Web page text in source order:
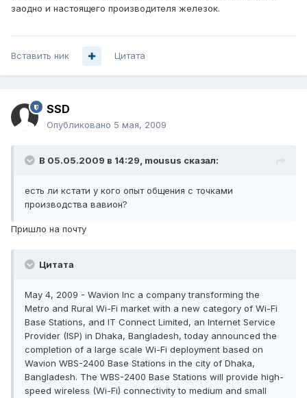
заодно и настоящего производителя железок.
Вставить ник Цитата
SSD
Опубликовано 5 мая, 2009
В 05.05.2009 в 14:29, mousus сказал:
есть ли кстати у кого опыт общения с точками
производства вавион?
Пришло на почту
Цитата
May 4, 2009 - Wavion Inc a company transforming the
Metro and Rural Wi-Fi market with a new category of Wi-Fi
Base Stations, and IT Connect Limited, an Internet Service
Provider (ISP) in Dhaka, Bangladesh, today announced the
completion of a large scale Wi-Fi deployment based on
Wavion WBS-2400 Base Stations in the city of Dhaka,
Bangladesh. The WBS-2400 Base Stations will provide high-
speed wireless (Wi-Fi) connectivity to medium and small